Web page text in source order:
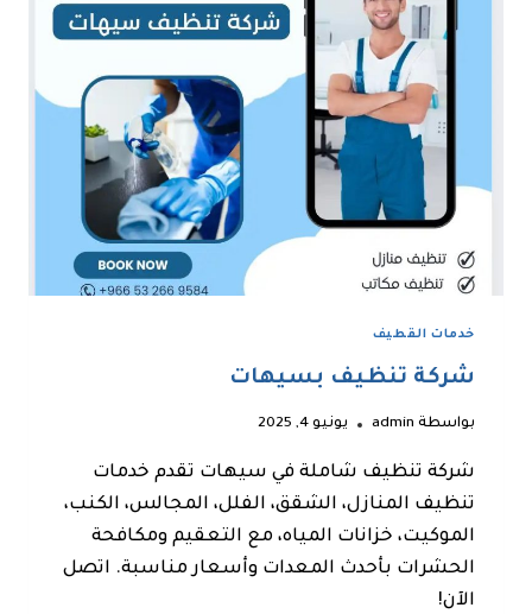
خدمات القطيف
شركة تنظيف بسيهات
بواسطة admin يونيو 4, 2025
شركة تنظيف شاملة في سيهات تقدم خدمات
تنظيف المنازل، الشقق، الفلل، المجالس، الكنب،
الموكيت، خزانات المياه، مع التعقيم ومكافحة
الحشرات بأحدث المعدات وأسعار مناسبة. اتصل
الآن!